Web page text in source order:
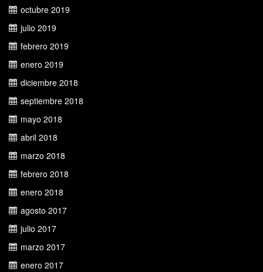
octubre 2019
julio 2019
febrero 2019
enero 2019
diciembre 2018
septiembre 2018
mayo 2018
abril 2018
marzo 2018
febrero 2018
enero 2018
agosto 2017
julio 2017
marzo 2017
enero 2017